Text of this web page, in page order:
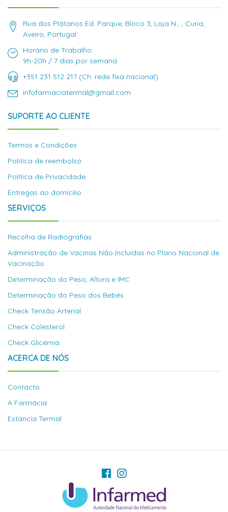
Rua dos Plátanos Ed. Parque, Bloco 3, Loja N , , Curia,
Aveiro, Portugal
Horário de Trabalho:
9h-20h / 7 dias por semana
+351 231 512 217 (Ch. rede fixa nacional)
infofarmaciatermal@gmail.com
SUPORTE AO CLIENTE
Termos e Condições
Politica de reembolso
Política de Privacidade
Entregas ao domícilio
SERVIÇOS
Recolha de Radiografias
Administração de Vacinas Não Íncluidas no Plano Nacional de
Vacinação
Determinação do Peso, Altura e IMC
Determinação do Peso dos Bebés
Check Tensão Arterial
Check Colesterol
Check Glicémia
ACERCA DE NÓS
Contacto
A Farmácia
Estancia Termal